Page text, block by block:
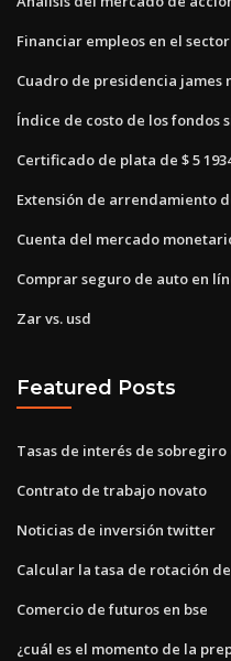
Financiar empleos en el
Cuadro de presidencia james
Índice de costo de los fondos
Certificado de plata de $ 5
Extensión de arrendamiento
Cuenta del mercado
Comprar seguro de auto en
Zar vs. usd
Featured Posts
Tasas de interés de
Contrato de trabajo novato
Noticias de inversión twitter
Calcular la tasa de rotación
Comercio de futuros en bse
¿cuál es el momento de la